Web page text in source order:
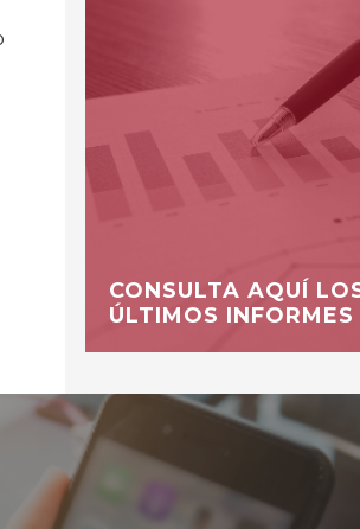
CONSULTA AQUÍ
ÚLTIMOS INFORMES